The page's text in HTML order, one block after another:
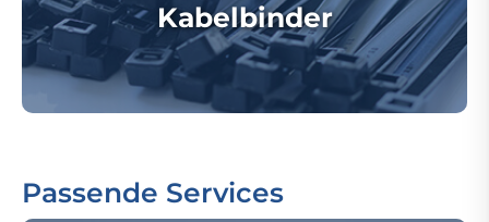
Kabelbinder
Passende Services